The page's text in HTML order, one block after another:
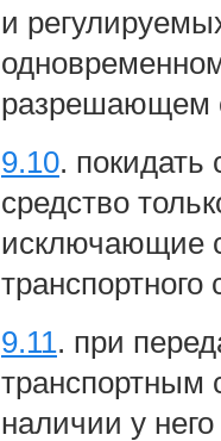
и
разрешающем
9.10. покидать
средство
исключающие
транспортного
9.11. при
транспортным
наличии у